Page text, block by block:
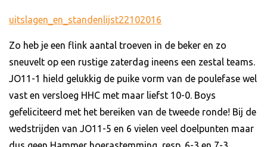
uitslagen_en_standenlijst22102016
Zo heb je een flink aantal troeven in de beker en zo
sneuvelt op een rustige zaterdag ineens een zestal teams.
JO11-1 hield gelukkig de puike vorm van de poulefase wel
vast en versloeg HHC met maar liefst 10-0. Boys
gefeliciteerd met het bereiken van de tweede ronde! Bij de
wedstrijden van JO11-5 en 6 vielen veel doelpunten maar